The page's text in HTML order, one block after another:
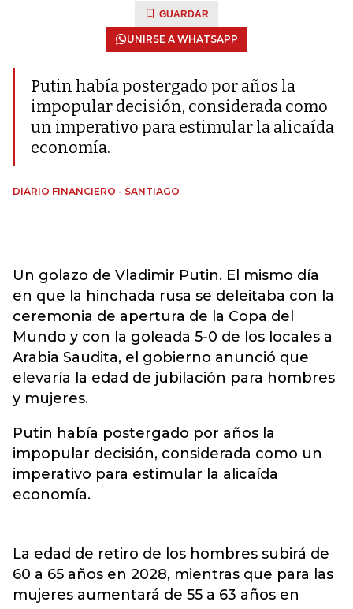
GUARDAR
UNIRSE A WHATSAPP
Putin había postergado por años la
impopular decisión, considerada como
un imperativo para estimular la alicaída
economía.
DIARIO FINANCIERO - SANTIAGO
Un golazo de Vladimir Putin. El mismo día
en que la hinchada rusa se deleitaba con la
ceremonia de apertura de la Copa del
Mundo y con la goleada 5-0 de los locales a
Arabia Saudita, el gobierno anunció que
elevaría la edad de jubilación para hombres
y mujeres.
Putin había postergado por años la
impopular decisión, considerada como un
imperativo para estimular la alicaída
economía.
La edad de retiro de los hombres subirá de
60 a 65 años en 2028, mientras que para las
mujeres aumentará de 55 a 63 años en